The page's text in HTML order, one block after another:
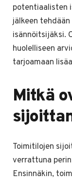
potentiaalisten
jälkeen
isännöitsijäksi.
huolelliseen
tarjoamaan
Mitkä
Toimitilojen
verrattuna
Ensinnäkin,